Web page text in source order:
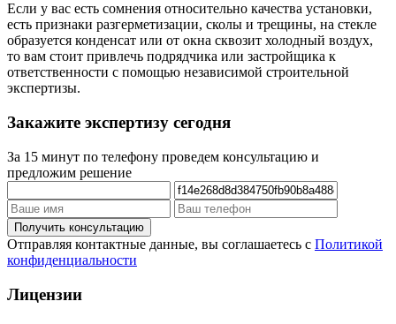
Если у вас есть сомнения относительно качества установки,
есть признаки разгерметизации, сколы и трещины, на стекле
образуется конденсат или от окна сквозит холодный воздух,
то вам стоит привлечь подрядчика или застройщика к
ответственности с помощью независимой строительной
экспертизы.
Закажите экспертизу сегодня
За 15 минут по телефону проведем консультацию и
предложим решение
Отправляя контактные данные, вы соглашаетесь с Политикой
конфиденциальности
Лицензии